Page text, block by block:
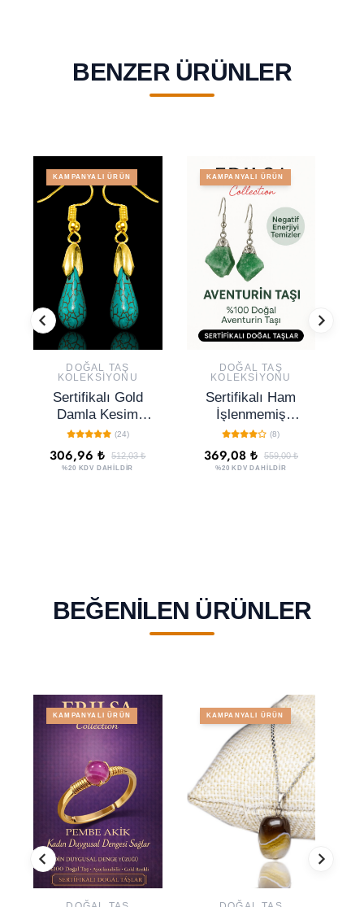
BENZER ÜRÜNLER
KAMPANYALI ÜRÜN
DOĞAL TAŞ
KOLEKSIYONU
Sertifikalı Gold
Damla Kesim
Firuze - Turkuaz
Taşı Küpe
(24)
306,96 ₺ 512,03 ₺
%20 KDV DAHİLDİR
KAMPANYALI ÜRÜN
DOĞAL TAŞ
KOLEKSIYONU
Sertifikalı Ham
İşlenmemiş
Aventurin Küpe –
Şans, Huzur ve
Pozitif Enerji Taşı
(8)
369,08 ₺ 559,00 ₺
%20 KDV DAHİLDİR
BEĞENILEN ÜRÜNLER
KAMPANYALI ÜRÜN KAMPANYALI ÜRÜN